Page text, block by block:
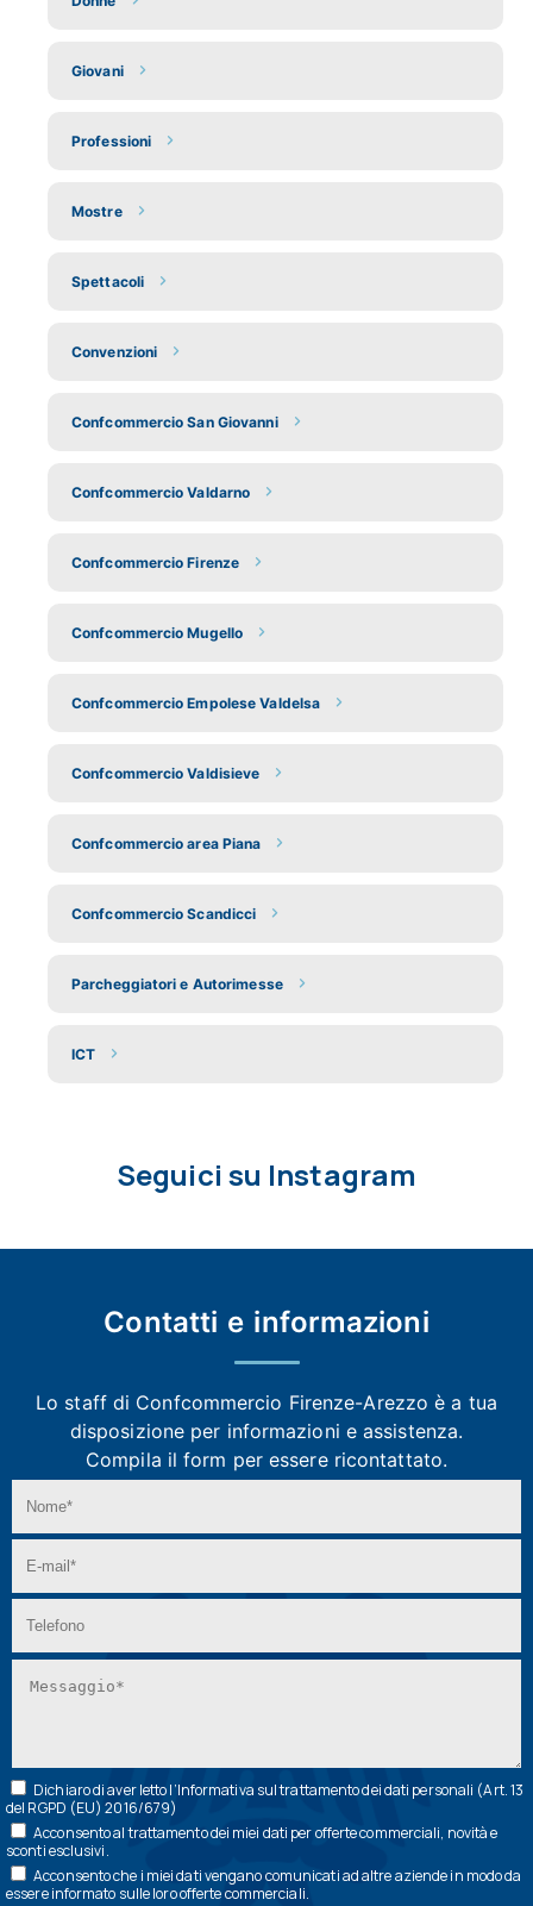
Giovani
Professioni
Mostre
Spettacoli
Convenzioni
Confcommercio San Giovanni
Confcommercio Valdarno
Confcommercio Firenze
Confcommercio Mugello
Confcommercio Empolese Valdelsa
Confcommercio Valdisieve
Confcommercio area Piana
Confcommercio Scandicci
Parcheggiatori e Autorimesse
ICT
Seguici su Instagram
Contatti e informazioni
Lo staff di Confcommercio Firenze-Arezzoè a tua
disposizione per informazioni e assistenza.
Compila il form per essere ricontattato.
Dichiaro di aver letto l’Informativa sul trattamento dei dati personali (Art. 13
del RGPD (EU) 2016/679)
Acconsento al trattamento dei miei dati per offerte commerciali, novità e
sconti esclusivi.
Acconsento che i miei dati vengano comunicati ad altre aziende in modo da
essere informato sulle loro offerte commerciali.